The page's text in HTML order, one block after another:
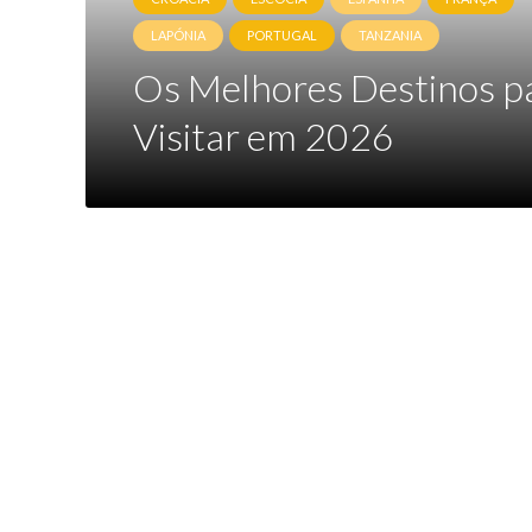
LAPÓNIA PORTUGAL TANZANIA
Os Melhores Destinos
Visitar em 2026